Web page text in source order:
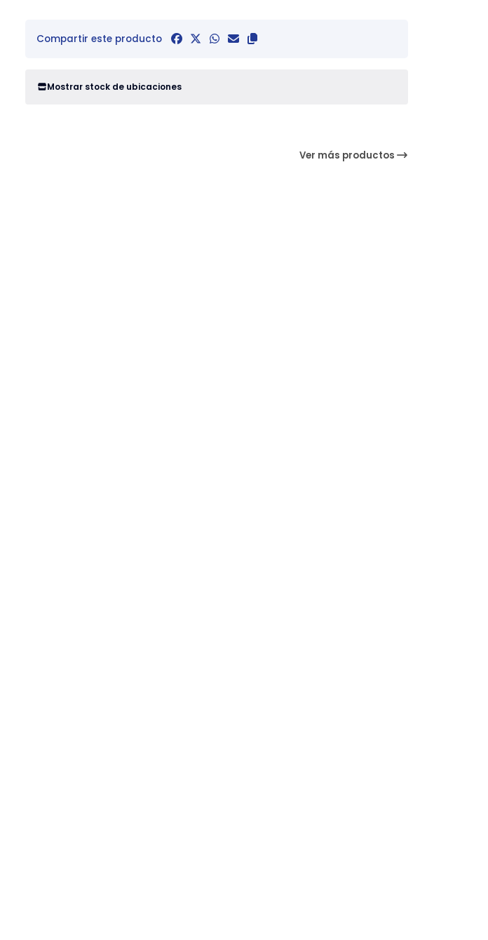
Compartir este producto
Mostrar stock de ubicaciones
Ver más productos